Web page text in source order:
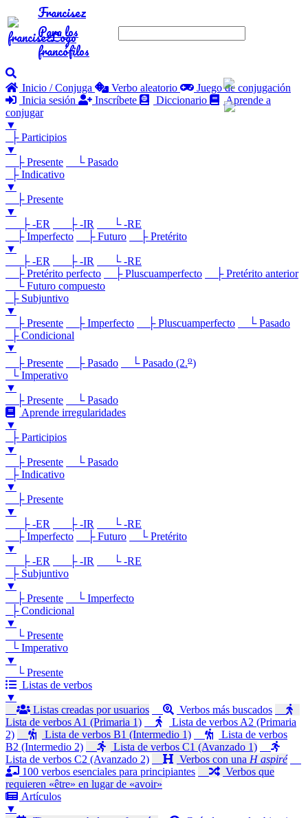
Francisez
Para los
francófilos
Inicio / Conjuga Verbo aleatorio
Juego de conjugación
Inicia sesión
Inscríbete Diccionario
Aprende a
conjugar
▼
├ Participios
▼
├ Presente
└ Pasado
├ Indicativo
▼
├ Presente
▼
├ -ER
├ -IR
└ -RE
├ Imperfecto
├ Futuro
├ Pretérito
▼
├ -ER
├ -IR
└ -RE
├ Pretérito perfecto
├ Pluscuamperfecto
├ Pretérito anterior
└ Futuro compuesto
├ Subjuntivo
▼
├ Presente
├ Imperfecto ├ Pluscuamperfecto
└ Pasado
├ Condicional
▼
├ Presente
├ Pasado └ Pasado (2.o)
└ Imperativo
▼
├ Presente
└ Pasado
Aprende irregularidades
▼
├ Participios
▼
├ Presente
└ Pasado
├ Indicativo
▼
├ Presente
▼
├ -ER
├ -IR
└ -RE
├ Imperfecto
├ Futuro
└ Pretérito
▼
├ -ER
├ -IR
└ -RE
├ Subjuntivo
▼
├ Presente
└ Imperfecto
├ Condicional
▼
└ Presente
└ Imperativo
▼
└ Presente
Listas de verbos
▼
Listas creadas por usuarios
Verbos más buscados
Lista de verbos A1 (Primaria 1)
Lista de verbos A2 (Primaria
2)
Lista de verbos B1 (Intermedio 1)
Lista de verbos
B2 (Intermedio 2)
Lista de verbos C1 (Avanzado 1)
Lista de verbos C2 (Avanzado 2)
Verbos con una H aspiré
100 verbos esenciales para principiantes
Verbos que
requieren «être» en lugar de «avoir»
Artículos
▼